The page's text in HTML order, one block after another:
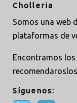
Cholleria
Somos una web
plataformas de
Encontramos
Síguenos: